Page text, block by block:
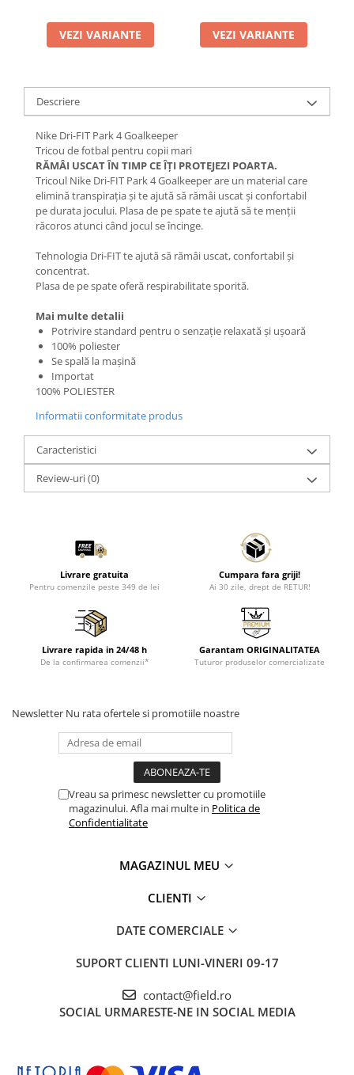
VEZI VARIANTE VEZI VARIANTE
Descriere
Nike Dri-FIT Park 4 Goalkeeper
Tricou de fotbal pentru copii mari
RĂMÂI USCAT ÎN TIMP CE ÎȚI PROTEJEZI POARTA.
Tricoul Nike Dri-FIT Park 4 Goalkeeper are un material care
elimină transpirația și te ajută să rămâi uscat și confortabil
pe durata jocului. Plasa de pe spate te ajută să te menții
răcoros atunci când jocul se încinge.
Tehnologia Dri-FIT te ajută să rămâi uscat, confortabil și
concentrat.
Plasa de pe spate oferă respirabilitate sporită.
Mai multe detalii
Potrivire standard pentru o senzație relaxată și ușoară
100% poliester
Se spală la mașină
Importat
100% POLIESTER
Informatii conformitate produs
Caracteristici
Review-uri(0)
Livrare gratuita
Pentru comenzile peste 349 de lei
Cumpara fara griji!
Ai 30 zile, drept de RETUR!
Livrare rapida in 24/48 h
De la confirmarea comenzii*
Garantam ORIGINALITATEA
Tuturor produselor comercializate
Newsletter Nu rata ofertele si promotiile noastre
Vreau sa primesc newsletter cu promotiile
magazinului. Afla mai multe in Politica de
Confidentialitate
MAGAZINUL MEU
CLIENTI
DATE COMERCIALE
SUPORT CLIENTI LUNI-VINERI 09-17
contact@field.ro
SOCIAL URMARESTE-NE IN SOCIAL MEDIA